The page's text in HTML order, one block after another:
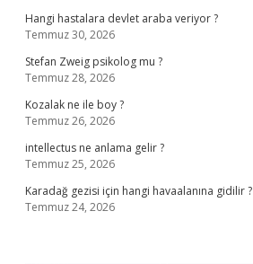
Hangi hastalara devlet araba veriyor ?
Temmuz 30, 2026
Stefan Zweig psikolog mu ?
Temmuz 28, 2026
Kozalak ne ile boy ?
Temmuz 26, 2026
intellectus ne anlama gelir ?
Temmuz 25, 2026
Karadağ gezisi için hangi havaalanına gidilir ?
Temmuz 24, 2026